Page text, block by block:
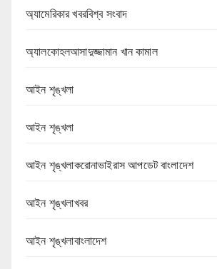
অ্যামেরিকার খবরবিশ্ব সংবাদ
অ্যালকোহলআসাদুজ্জামান খান কামাল
আইন শৃঙ্খলা
আইন শৃঙ্খলা
আইন শৃঙ্খলাকরোনাভাইরাস আপডেট বাংলাদেশ
আইন শৃঙ্খলাখবর
আইন শৃঙ্খলাবাংলাদেশ